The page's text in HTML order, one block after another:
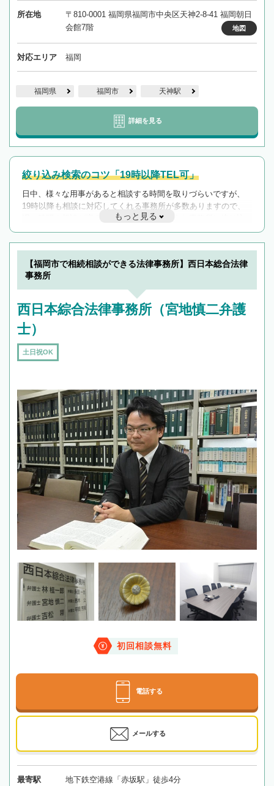
所在地
〒810-0001 福岡県福岡市中央区天神2-8-41 福岡朝日
会館7階
地図
対応エリア 福岡
福岡県 福岡市 天神駅
詳細を見る
絞り込み検索のコツ「19時以降TEL可」
日中、様々な用事があると相談する時間を取りづらいですが、
19時以降も相談に対応してくれる事務所が多数ありますので、
遅い時間の相談が増えそうな場合はそのような事務所に絞り込
んで検索してみましょう。
19時以降TEL可の条件
を加えて再検索
もっと見る
【福岡市で相続相談ができる法律事務所】西日本総合法律
事務所
西日本綜合法律事務所（宮地慎二弁護
士）
土日祝OK
初回相談無料
電話する
メールする
最寄駅 地下鉄空港線「赤坂駅」徒歩4分